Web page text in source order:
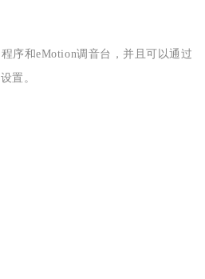
序和eMotion调音台，并且可以通过
置。